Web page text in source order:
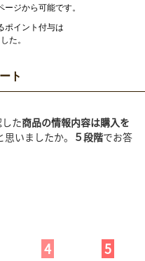
ジから可能です。
ポイント付与は
た。
ト